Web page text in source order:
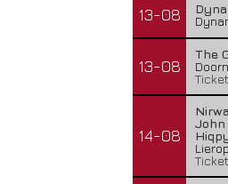
13-08
13-08
The
14-08
John